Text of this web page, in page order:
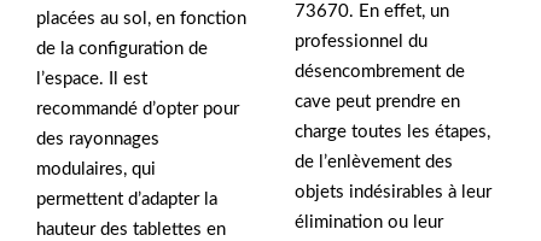
placées au sol, en fonction
de la configuration de
l’espace. Il est
recommandé d’opter pour
des rayonnages
modulaires, qui
permettent d’adapter la
hauteur des tablettes en
73670. En effet, un
professionnel du
désencombrement de
cave peut prendre en
charge toutes les étapes,
de l’enlèvement des
objets indésirables à leur
élimination ou leur